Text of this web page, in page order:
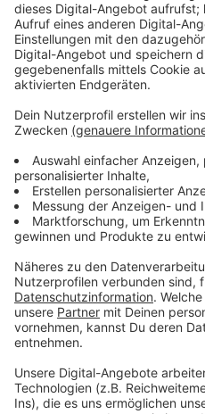
Wir
Zustimmung,
Video-
Wir verwenden
einzubetten.
sammeln.
Details durch
Nutzung des
Video
Mehr
Nur wenn sie lernen,
Team zu kämpfen, können
Exandrias aufhalten.